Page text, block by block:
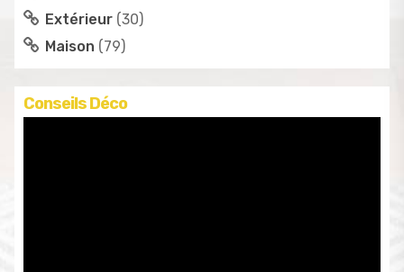
Extérieur (30)
Maison (79)
Conseils Déco